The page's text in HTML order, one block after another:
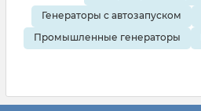
Генераторы с автозапуском
Промышленные генераторы